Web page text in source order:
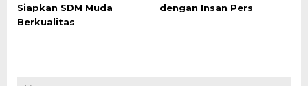
Siapkan SDM Muda
Berkualitas
dengan Insan Pers